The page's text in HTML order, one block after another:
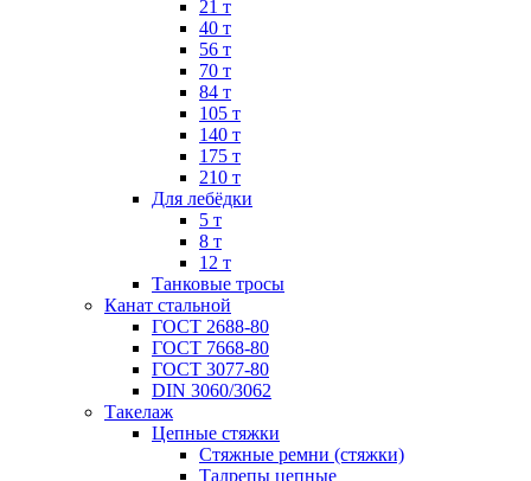
21 т
40 т
56 т
70 т
84 т
105 т
140 т
175 т
210 т
Для лебёдки
5 т
8 т
12 т
Танковые тросы
Канат стальной
ГОСТ 2688-80
ГОСТ 7668-80
ГОСТ 3077-80
DIN 3060/3062
Такелаж
Цепные стяжки
Стяжные ремни (стяжки)
Талрепы цепные